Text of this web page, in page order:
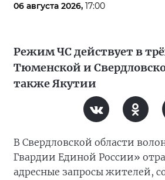
06 августа 2026, 17:00
Режим ЧС действует в
Тюменской и
также Якутии
В Свердловской области
Гвардии Единой России»
адресные запросы жителей,